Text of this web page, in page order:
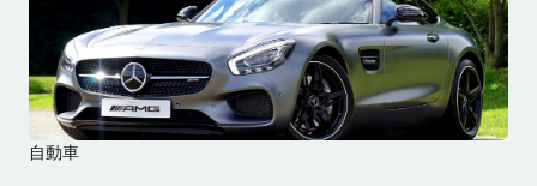
自動車